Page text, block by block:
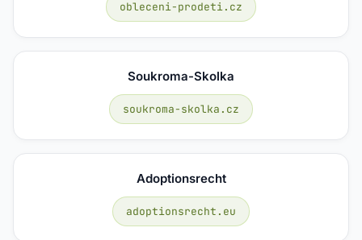
obleceni-prodeti.cz
Soukroma-Skolka
soukroma-skolka.cz
Adoptionsrecht
adoptionsrecht.eu